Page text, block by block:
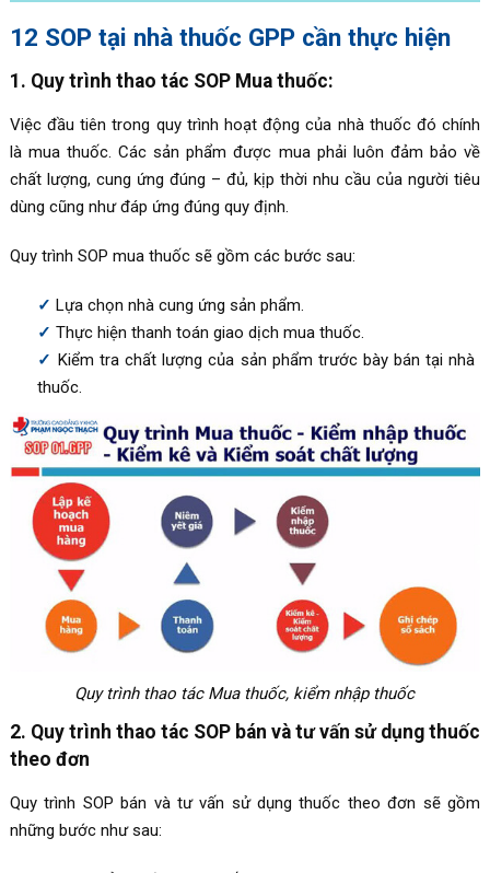
12 SOP tại nhà thuốc GPP cần thực hiện
1. Quy trình thao tác SOP Mua thuốc:
Việc đầu tiên trong quy trình hoạt động của nhà thuốc đó chính
là mua thuốc. Các sản phẩm được mua phải luôn đảm bảo về
chất lượng, cung ứng đúng – đủ, kịp thời nhu cầu của người tiêu
dùng cũng như đáp ứng đúng quy định.
Quy trình SOP mua thuốc sẽ gồm các bước sau:
Lựa chọn nhà cung ứng sản phẩm.
Thực hiện thanh toán giao dịch mua thuốc.
Kiểm tra chất lượng của sản phẩm trước bày bán tại nhà
thuốc.
Quy trình thao tác Mua thuốc, kiểm nhập thuốc
2. Quy trình thao tác SOP bán và tư vấn sử dụng thuốc
theo đơn
Quy trình SOP bán và tư vấn sử dụng thuốc theo đơn sẽ gồm
những bước như sau: